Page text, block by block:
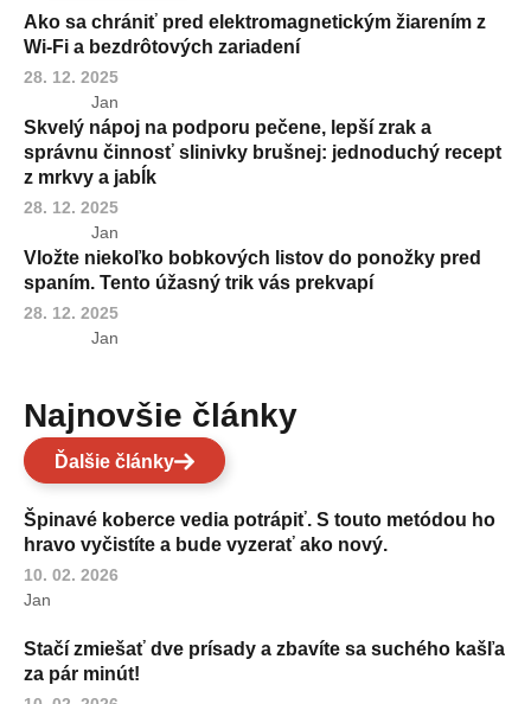
Ako sa chrániť pred elektromagnetickým žiarením z
Wi-Fi a bezdrôtových zariadení
28. 12. 2025
Jan
Skvelý nápoj na podporu pečene, lepší zrak a
správnu činnosť slinivky brušnej: jednoduchý recept
z mrkvy a jabĺk
28. 12. 2025
Jan
Vložte niekoľko bobkových listov do ponožky pred
spaním. Tento úžasný trik vás prekvapí
28. 12. 2025
Jan
Najnovšie články
Ďalšie články
Špinavé koberce vedia potrápiť. S touto metódou ho
hravo vyčistíte a bude vyzerať ako nový.
10. 02. 2026
Jan
Stačí zmiešať dve prísady a zbavíte sa suchého kašľa
za pár minút!